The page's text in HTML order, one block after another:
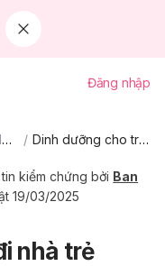
Đăng nhập
Trẻ tập đi và Mẫu giáo Dinh dưỡng cho trẻ tập đi và mẫu giáo
kiểm chứng bởi Ban
19/03/2025
nhà trẻ